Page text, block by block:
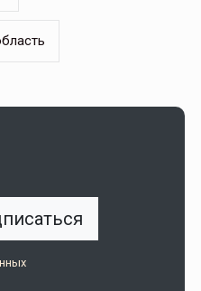
регулирование страхового
одним из наиболее
точечной доработки…